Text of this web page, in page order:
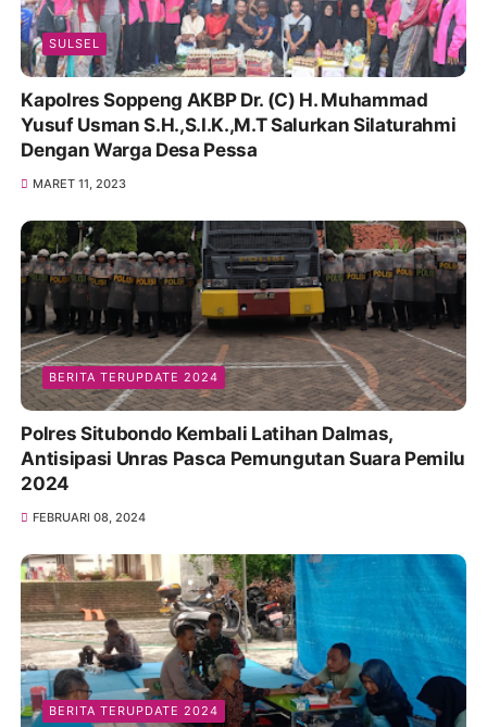
SULSEL
Kapolres Soppeng AKBP Dr. (C) H. Muhammad
Yusuf Usman S.H.,S.I.K.,M.T Salurkan Silaturahmi
Dengan Warga Desa Pessa
MARET 11, 2023
BERITA TERUPDATE 2024
Polres Situbondo Kembali Latihan Dalmas,
Antisipasi Unras Pasca Pemungutan Suara Pemilu
2024
FEBRUARI 08, 2024
BERITA TERUPDATE 2024